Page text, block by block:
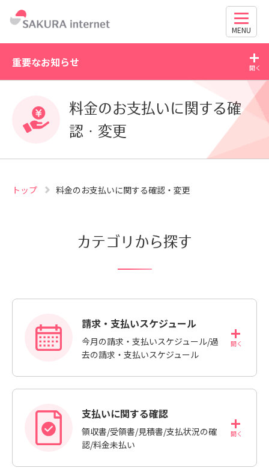
MENU
すべて
サポート情報
よくあるご質問
個人情報保護のため、お名前や連絡先、会員IDを入力しないでください。
重要なお知らせ
2026/07/21
WordPress の脆弱性にご注意ください（CVE-2026-
63030・CVE-2026-60137）
料金のお支払いに関する確
認・変更
トップ 料金のお支払いに関する確認・変更
カテゴリから探す
請求・支払いスケジュール
今月の請求・支払いスケジュール/過
去の請求・支払いスケジュール
支払いに関する確認
領収書/受領書/見積書/支払状況の確
認/料金未払い